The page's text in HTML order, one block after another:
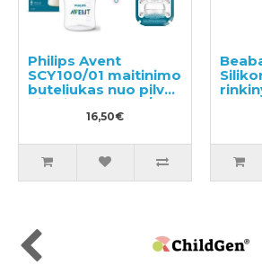
Philips Avent
SCY100/01 maitinimo
buteliukas nuo pilvo
dieglių + SCY762/02
Silikoninis žindukas
16,50€